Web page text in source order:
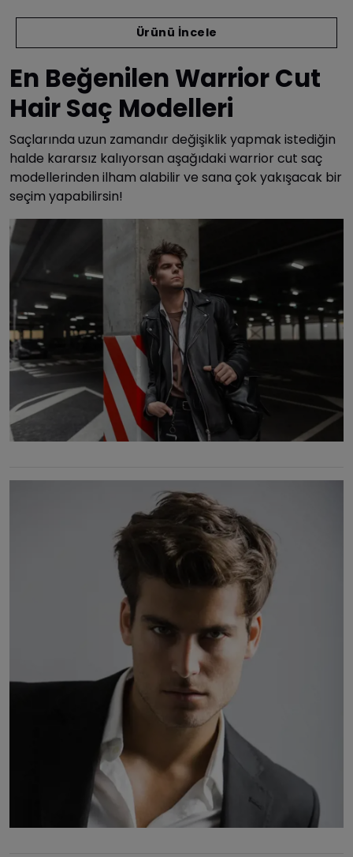
Ürünü İncele
En Beğenilen Warrior Cut
Hair Saç Modelleri
Saçlarında uzun zamandır değişiklik yapmak istediğin
halde kararsız kalıyorsan aşağıdaki warrior cut saç
modellerinden ilham alabilir ve sana çok yakışacak bir
seçim yapabilirsin!